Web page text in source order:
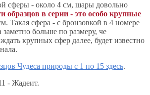
сферы - около 4 см, шары довольно
образцов в серии - это особо крупные
Такая сфера - с бронзовкой в 4 номере
больше по размеру, че
крупных сфер далее, будет известно
Чудеса природы с 1 по 15 здесь.
- Жадеит.